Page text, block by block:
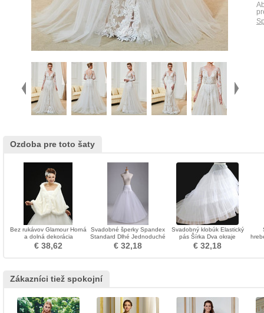
Ozdoba pre toto šaty
Bez rukávov Glamour Horná
a dolná dekorácia
svadobných šiat
€ 38,62
Svadobné šperky Spandex
Standard Dlhé Jednoduché
okraje Elastický pás
€ 32,18
Svadobný klobúk Elastický
pás Šírka Dva okraje
Flouncing Svadobné šaty
€ 32,18
Zákazníci tiež spokojní